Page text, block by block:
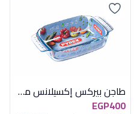
طاجن بيركس إكسيلانس مستطيل - 22 سم
EGP400